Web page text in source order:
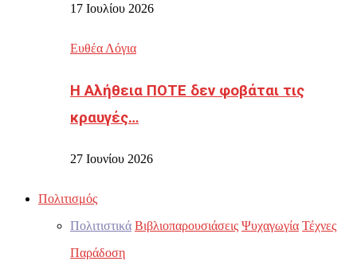
17 Ιουλίου 2026
Ευθέα Λόγια
Η Αλήθεια ΠΟΤΕ δεν φοβάται τις
κραυγές…
27 Ιουνίου 2026
Πολιτισμός
Πολιτιστικά Βιβλιοπαρουσιάσεις Ψυχαγωγία Τέχνες
Παράδοση